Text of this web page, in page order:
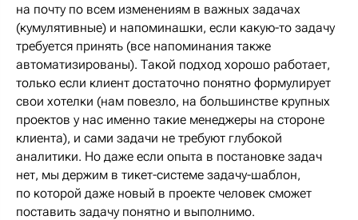
на почту по всем изменениям в важных задачах
(кумулятивные) и напоминашки, если какую-то задачу
требуется принять (все напоминания также
автоматизированы). Такой подход хорошо работает,
только если клиент достаточно понятно формулирует
свои хотелки (нам повезло, на большинстве крупных
проектов у нас именно такие менеджеры на стороне
клиента), и сами задачи не требуют глубокой
аналитики. Но даже если опыта в постановке задач
нет, мы держим в тикет-системе задачу-шаблон,
по которой даже новый в проекте человек сможет
поставить задачу понятно и выполнимо.